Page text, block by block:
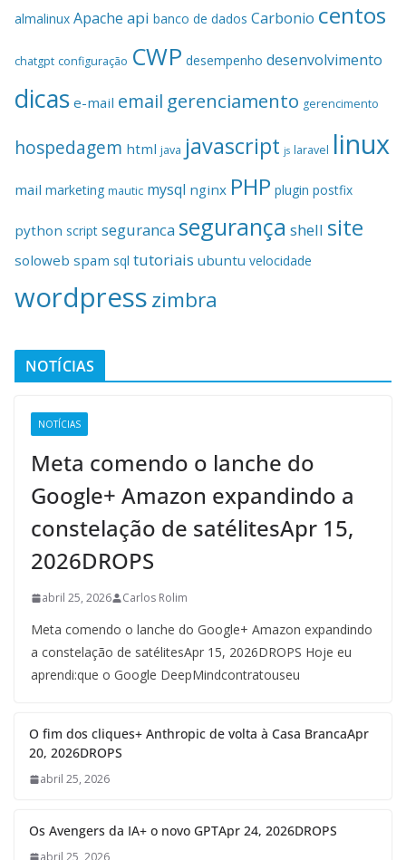
almalinux Apache api banco de dados Carbonio centos
chatgpt configuração CWP desempenho desenvolvimento
dicas e-mail email gerenciamento gerencimento
hospedagem html java javascript js laravel linux
mail marketing mautic mysql nginx PHP plugin postfix
python script seguranca segurança shell site
soloweb spam sql tutoriais ubuntu velocidade
wordpresszimbra
NOTÍCIAS
NOTÍCIAS
Meta comendo o lanche do
Google+ Amazon expandindo a
constelação de satélitesApr 15,
2026DROPS
abril 25, 2026 Carlos Rolim
Meta comendo o lanche do Google+ Amazon expandindo
a constelação de satélitesApr 15, 2026DROPS Hoje eu
aprendi:que o Google DeepMindcontratouseu
O fim dos cliques+ Anthropic de volta à Casa BrancaApr
20, 2026DROPS
abril 25, 2026
Os Avengers da IA+ o novo GPTApr 24, 2026DROPS